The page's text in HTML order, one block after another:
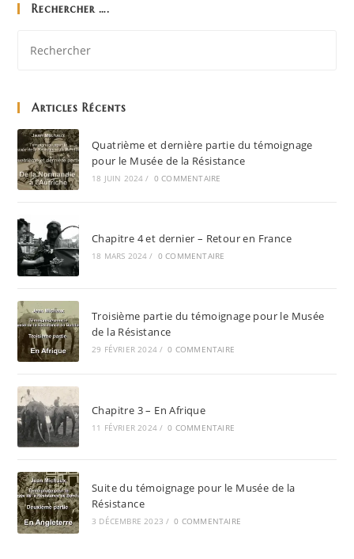
Rechercher ….
Articles Récents
Quatrième et dernière partie du témoignage
pour le Musée de la Résistance
18 JUIN 2024 / 0 COMMENTAIRE
Chapitre 4 et dernier – Retour en France
18 MARS 2024 / 0 COMMENTAIRE
Troisième partie du témoignage pour le Musée
de la Résistance
29 FÉVRIER 2024 / 0 COMMENTAIRE
Chapitre 3 – En Afrique
11 FÉVRIER 2024 / 0 COMMENTAIRE
Suite du témoignage pour le Musée de la
Résistance
3 DÉCEMBRE 2023 / 0 COMMENTAIRE